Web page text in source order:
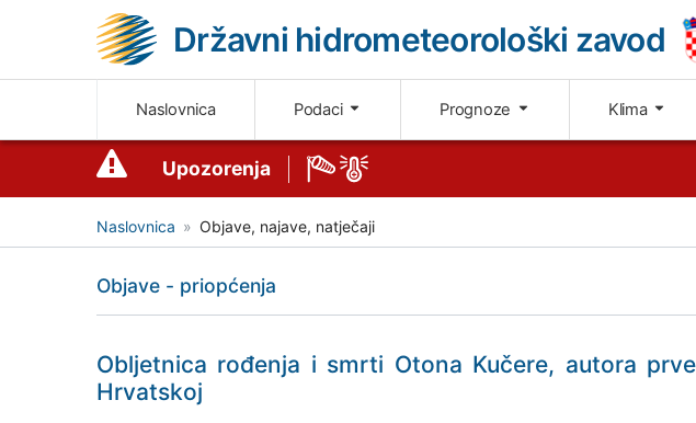
Državni hidrometeorološki zavod
Naslovnica Podaci Prognoze Klima
Upozorenja
Naslovnica Objave, najave, natječaji
Objave - priopćenja
Obljetnica rođenja i smrti Otona Kučere, autora
Hrvatskoj